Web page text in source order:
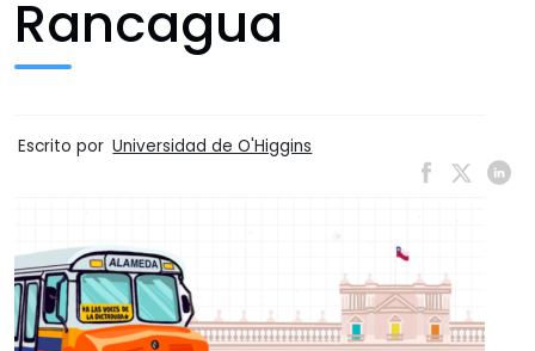
Rancagua
Escrito por Universidad de O'Higgins